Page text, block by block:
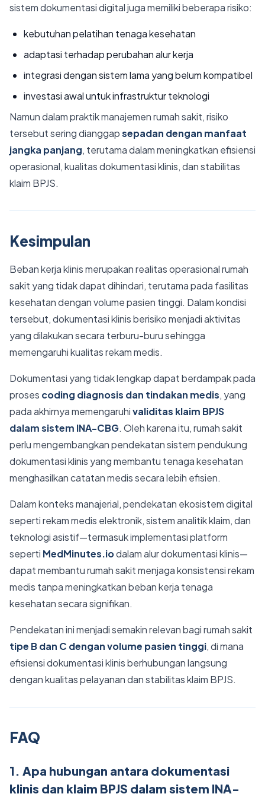
sistem dokumentasi digital juga memiliki beberapa risiko:
kebutuhan pelatihan tenaga kesehatan
adaptasi terhadap perubahan alur kerja
integrasi dengan sistem lama yang belum kompatibel
investasi awal untuk infrastruktur teknologi
Namun dalam praktik manajemen rumah sakit, risiko
tersebut sering dianggapsepadan dengan manfaat
jangka panjang, terutama dalam meningkatkan efisiensi
operasional, kualitas dokumentasi klinis, dan stabilitas
klaim BPJS.
Kesimpulan
Beban kerja klinis merupakan realitas operasional rumah
sakit yang tidak dapat dihindari, terutama pada fasilitas
kesehatan dengan volume pasien tinggi. Dalam kondisi
tersebut, dokumentasi klinis berisiko menjadi aktivitas
yang dilakukan secara terburu-buru sehingga
memengaruhi kualitas rekam medis.
Dokumentasi yang tidak lengkap dapat berdampak pada
proses coding diagnosis dan tindakan medis, yang
pada akhirnya memengaruhivaliditas klaim BPJS
dalam sistem INA-CBG. Oleh karena itu, rumah sakit
perlu mengembangkan pendekatan sistem pendukung
dokumentasi klinis yang membantu tenaga kesehatan
menghasilkan catatan medis secara lebih efisien.
Dalam konteks manajerial, pendekatan ekosistem digital
seperti rekam medis elektronik, sistem analitik klaim, dan
teknologi asistif—termasuk implementasi platform
seperti MedMinutes.iodalam alur dokumentasi klinis—
dapat membantu rumah sakit menjaga konsistensi rekam
medis tanpa meningkatkan beban kerja tenaga
kesehatan secara signifikan.
Pendekatan ini menjadi semakin relevan bagi rumah sakit
tipe B dan C dengan volume pasien tinggi, di mana
efisiensi dokumentasi klinis berhubungan langsung
dengan kualitas pelayanan dan stabilitas klaim BPJS.
FAQ
1. Apa hubungan antara dokumentasi
klinis dan klaim BPJS dalam sistem INA-